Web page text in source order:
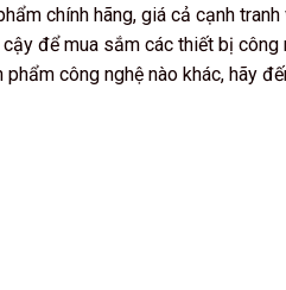
chính hãng, giá cả cạnh
để mua sắm các thiết bị
công nghệ nào khác, hãy